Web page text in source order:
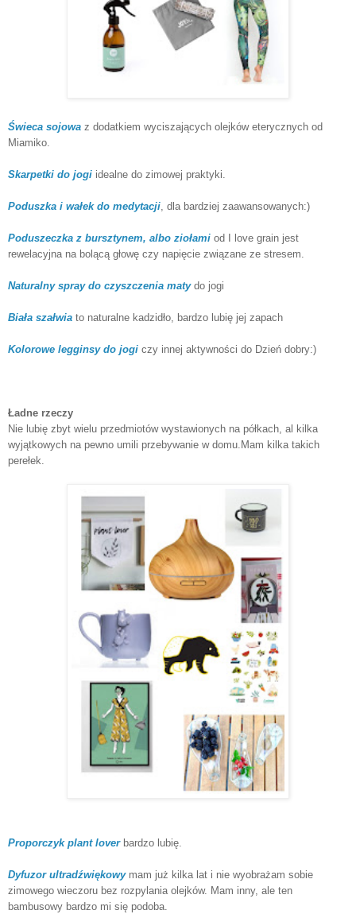
Świeca sojowa z dodatkiem wyciszających olejków eterycznych od
Miamiko.
Skarpetki do jogi idealne do zimowej praktyki.
Poduszka i wałek do medytacji , dla bardziej zaawansowanych:)
Poduszeczka z bursztynem, albo ziołami od I love grain jest
rewelacyjna na bolącą głowę czy napięcie związane ze stresem.
Naturalny spray do czyszczenia matydo jogi
Biała szałwia to naturalne kadzidło, bardzo lubię jej zapach
Kolorowe legginsy do jogi czy innej aktywności do Dzień dobry:)
Ładne rzeczy
Nie lubię zbyt wielu przedmiotów wystawionych na półkach, al kilka
wyjątkowych na pewno umili przebywanie w domu.Mam kilka takich
perełek.
Proporczyk plant loverbardzo lubię.
Dyfuzor ultradźwiękowymam już kilka lat i nie wyobrażam sobie
zimowego wieczoru bez rozpylania olejków. Mam inny, ale ten
bambusowy bardzo mi się podoba.